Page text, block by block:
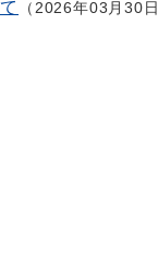
2026年03月30日